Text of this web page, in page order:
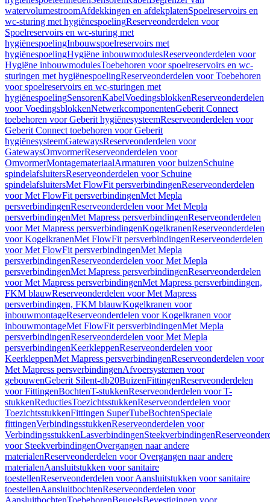
watervolumestroomAfdekkingen en afdekplatenSpoelreservoirs en
wc-sturing met hygiënespoelingReserveonderdelen voor
Spoelreservoirs en wc-sturing met
hygiënespoelingInbouwspoelreservoirs met
hygiënespoelingHygiëne inbouwmodulesReserveonderdelen voor
Hygiëne inbouwmodulesToebehoren voor spoelreservoirs en wc-
sturingen met hygiënespoelingReserveonderdelen voor Toebehoren
voor spoelreservoirs en wc-sturingen met
hygiënespoelingSensorenKabelVoedingsblokkenReserveonderdelen
voor VoedingsblokkenNetwerkcomponentenGeberit Connect
toebehoren voor Geberit hygiënesysteemReserveonderdelen voor
Geberit Connect toebehoren voor Geberit
hygiënesysteemGatewaysReserveonderdelen voor
GatewaysOmvormerReserveonderdelen voor
OmvormerMontagemateriaalArmaturen voor buizenSchuine
spindelafsluitersReserveonderdelen voor Schuine
spindelafsluitersMet FlowFit persverbindingenReserveonderdelen
voor Met FlowFit persverbindingenMet Mepla
persverbindingenReserveonderdelen voor Met Mepla
persverbindingenMet Mapress persverbindingenReserveonderdelen
voor Met Mapress persverbindingenKogelkranenReserveonderdelen
voor KogelkranenMet FlowFit persverbindingenReserveonderdelen
voor Met FlowFit persverbindingenMet Mepla
persverbindingenReserveonderdelen voor Met Mepla
persverbindingenMet Mapress persverbindingenReserveonderdelen
voor Met Mapress persverbindingenMet Mapress persverbindingen,
FKM blauwReserveonderdelen voor Met Mapress
persverbindingen, FKM blauwKogelkranen voor
inbouwmontageReserveonderdelen voor Kogelkranen voor
inbouwmontageMet FlowFit persverbindingenMet Mepla
persverbindingenReserveonderdelen voor Met Mepla
persverbindingenKeerkleppenReserveonderdelen voor
KeerkleppenMet Mapress persverbindingenReserveonderdelen voor
Met Mapress persverbindingenAfvoersystemen voor
gebouwenGeberit Silent-db20BuizenFittingenReserveonderdelen
voor FittingenBochtenT-stukkenReserveonderdelen voor T-
stukkenReductiesToezichtsstukkenReserveonderdelen voor
ToezichtsstukkenFittingen SuperTubeBochtenSpeciale
fittingenVerbindingsstukkenReserveonderdelen voor
VerbindingsstukkenLasverbindingenSteekverbindingen
voor SteekverbindingenOvergangen naar andere
materialenReserveonderdelen voor Overgangen naar andere
materialenAansluitstukken voor sanitaire
toestellenReserveonderdelen voor Aansluitstukken voor sanitaire
toestellenAansluitbochtenReserveonderdelen voor
AansluitbochtenToebehorenBeugelsBevestigingen voor